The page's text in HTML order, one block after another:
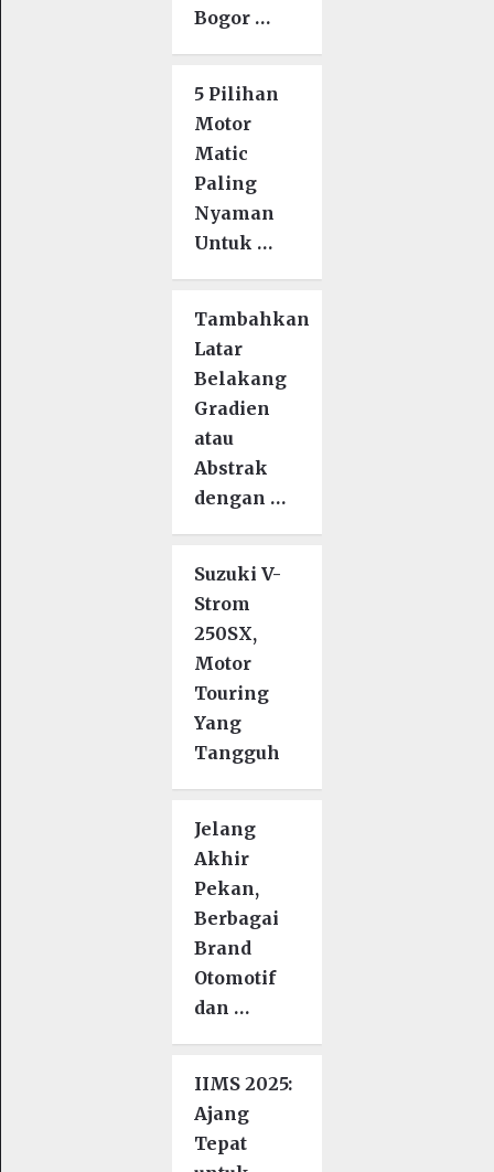
Bogor …
5 Pilihan
Motor
Matic
Paling
Nyaman
Untuk …
Tambahkan
Latar
Belakang
Gradien
atau
Abstrak
dengan …
Suzuki V-
Strom
250SX,
Motor
Touring
Yang
Tangguh
Jelang
Akhir
Pekan,
Berbagai
Brand
Otomotif
dan …
IIMS 2025:
Ajang
Tepat